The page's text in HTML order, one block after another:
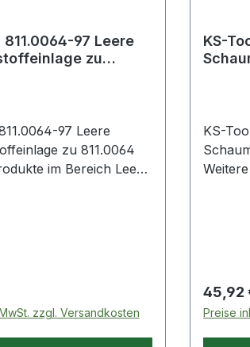
811.0064-97 Leere
zu
97 Leere
zu 811.0064
im Bereich Leere
zzgl. Versandkosten
KS-
KS-
Weitere
45,92
Preise